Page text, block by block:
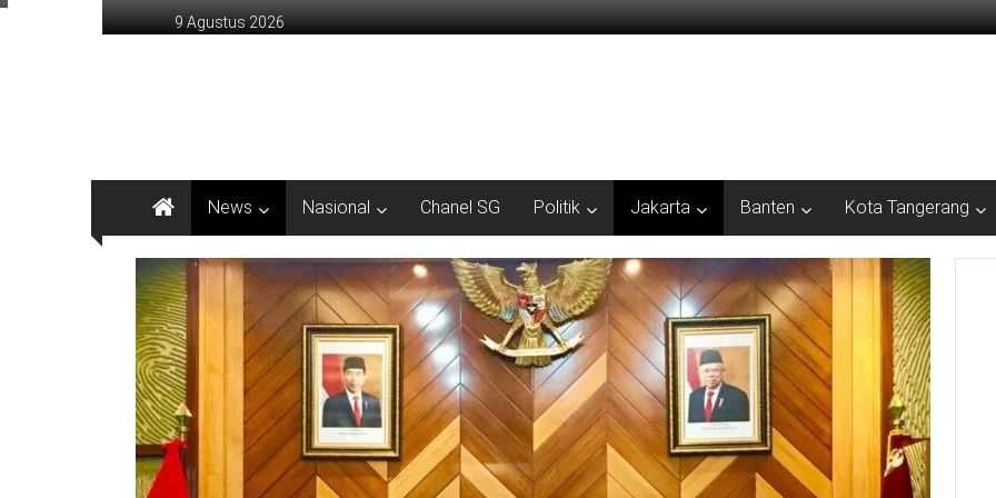
ke
9 Agustus 2026
News Nasional Chanel SG Politik Jakarta Banten Kota Tangerang